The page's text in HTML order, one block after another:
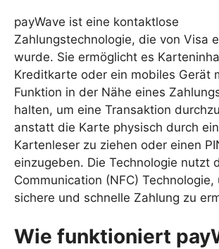
payWave ist eine kontaktlose
Zahlungstechnologie, die von Visa
wurde. Sie ermöglicht es
Kreditkarte oder ein mobiles Gerät
Funktion in der Nähe eines
halten, um eine Transaktion
anstatt die Karte physisch durch
Kartenleser zu ziehen oder einen
einzugeben. Die Technologie nutzt
Communication (NFC) Technologie,
sichere und schnelle Zahlung zu
Wie funktioniert